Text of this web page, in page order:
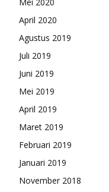
April 2020
Agustus 2019
Juli 2019
Juni 2019
Mei 2019
April 2019
Maret 2019
Februari 2019
Januari 2019
November 2018